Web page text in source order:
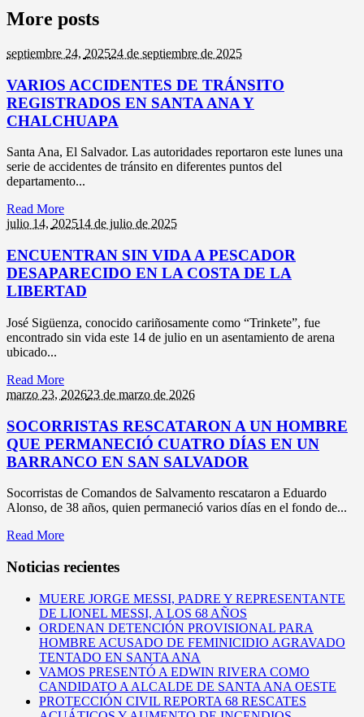
More posts
septiembre 24, 202524 de septiembre de 2025
VARIOS ACCIDENTES DE TRÁNSITO
REGISTRADOS EN SANTA ANA Y
CHALCHUAPA
Santa Ana, El Salvador. Las autoridades reportaron este lunes una
serie de accidentes de tránsito en diferentes puntos del
departamento...
Read More
julio 14, 202514 de julio de 2025
ENCUENTRAN SIN VIDA A PESCADOR
DESAPARECIDO EN LA COSTA DE LA
LIBERTAD
José Sigüenza, conocido cariñosamente como “Trinkete”, fue
encontrado sin vida este 14 de julio en un asentamiento de arena
ubicado...
Read More
marzo 23, 202623 de marzo de 2026
SOCORRISTAS RESCATARON A UN HOMBRE
QUE PERMANECIÓ CUATRO DÍAS EN UN
BARRANCO EN SAN SALVADOR
Socorristas de Comandos de Salvamento rescataron a Eduardo
Alonso, de 38 años, quien permaneció varios días en el fondo de...
Read More
Noticias recientes
MUERE JORGE MESSI, PADRE Y REPRESENTANTE
DE LIONEL MESSI, A LOS 68 AÑOS
ORDENAN DETENCIÓN PROVISIONAL PARA
HOMBRE ACUSADO DE FEMINICIDIO AGRAVADO
TENTADO EN SANTA ANA
VAMOS PRESENTÓ A EDWIN RIVERA COMO
CANDIDATO A ALCALDE DE SANTA ANA OESTE
PROTECCIÓN CIVIL REPORTA 68 RESCATES